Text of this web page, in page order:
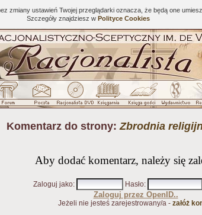
zmiany ustawień Twojej przeglądarki oznacza, że będą one
Szczegóły znajdziesz w Polityce Cookies
Komentarz do strony:Zbrodnia
Aby dodać komentarz, należy się
Zaloguj jako: Hasło:
Zaloguj przez OpenID..
Jeżeli nie jesteś zarejestrowany/a - załóż